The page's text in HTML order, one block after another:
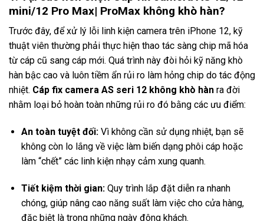
mini/12 Pro Max| ProMax không khò hàn?
Trước đây, để xử lý lỗi linh kiện camera trên iPhone 12, kỹ
thuật viên thường phải thực hiện thao tác sàng chip mã hóa
từ cáp cũ sang cáp mới. Quá trình này đòi hỏi kỹ năng khò
hàn bậc cao và luôn tiềm ẩn rủi ro làm hỏng chip do tác động
nhiệt. Cáp fix camera AS seri 12 không khò hàn ra đời
nhằm loại bỏ hoàn toàn những rủi ro đó bằng các ưu điểm:
An toàn tuyệt đối:Vì không cần sử dụng nhiệt, bạn sẽ
không còn lo lắng về việc làm biến dạng phôi cáp hoặc
làm “chết” các linh kiện nhạy cảm xung quanh.
Tiết kiệm thời gian:Quy trình lắp đặt diễn ra nhanh
chóng, giúp nâng cao năng suất làm việc cho cửa hàng,
đặc biệt là trong những ngày đông khách.